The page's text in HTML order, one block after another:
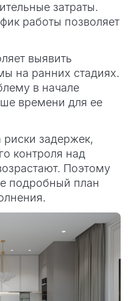
затраты.
работы позволяет
выявить
на ранних стадиях.
в начале
времени для ее
риски задержек,
контроля над
Поэтому
подробный план